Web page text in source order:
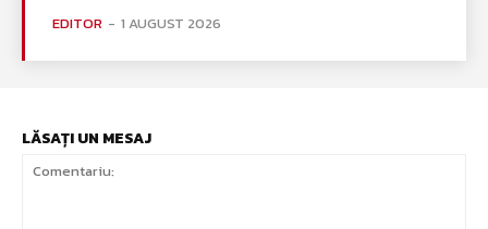
EDITOR - 1 AUGUST 2026
LĂSAȚI UN MESAJ